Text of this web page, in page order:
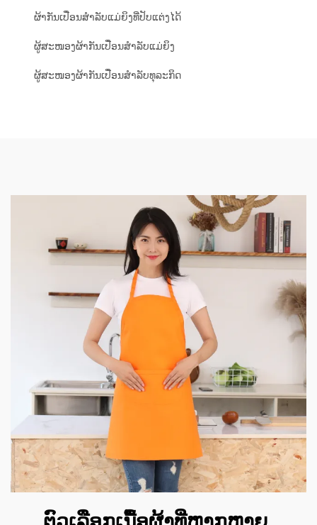
ຜ້າກັນເປື່ອນສຳລັບແມ່ຍິງທີ່ປັບແຕ່ງໄດ້
ຜູ້ສະໜອງຜ້າກັນເປື່ອນສຳລັບແມ່ຍິງ
ຜູ້ສະໜອງຜ້າກັນເປື່ອນສຳລັບທຸລະກິດ